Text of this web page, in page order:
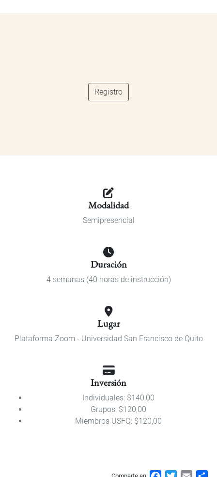
Registro
Modalidad
Semipresencial
Duración
4 semanas (40 horas de instrucción)
Lugar
Plataforma Zoom - Universidad San Francisco de Quito
Inversión
Individuales: $140,00
Grupos: $120,00
Miembros USFQ: $120,00